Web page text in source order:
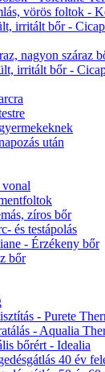
vörös foltok -
irritált bőr -
nagyon száraz
irritált bőr -
után
zíros bőr
és testápolás
- Érzékeny bőr
bőr
- Purete
- Aqualia
bőrért - Idealia
40 év